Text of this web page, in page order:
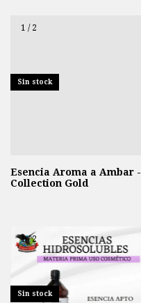
1 / 2
Sin stock
Esencia Aroma a Ambar -
Collection Gold
1/2
Sin stock